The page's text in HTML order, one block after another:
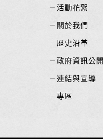
活動花絮
關於我們
歷史沿革
政府資訊公開
連結與宣導
專區